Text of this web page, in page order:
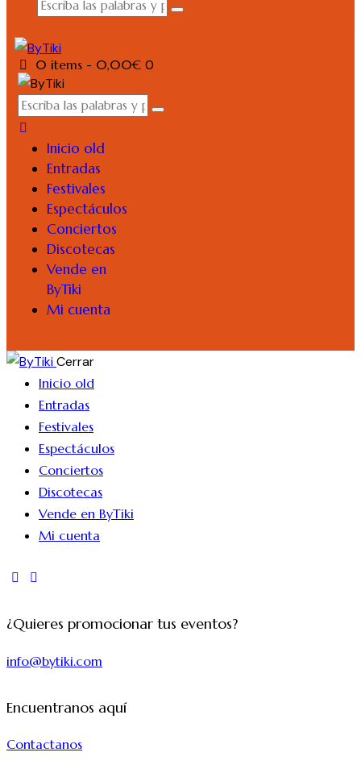
0 items - 0,00€ 0
Inicio old
Entradas
Festivales
Espectáculos
Conciertos
Discotecas
Vende en
ByTiki
Mi cuenta
Cerrar
Inicio old
Entradas
Festivales
Espectáculos
Conciertos
Discotecas
Vende en ByTiki
Mi cuenta
instagram
tik-
¿Quieres promocionar tus eventos?
info@bytiki.com
Encuentranos aquí
Contactanos